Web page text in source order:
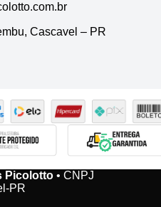
Cascavel – PR
Picolotto • CNPJ
PR